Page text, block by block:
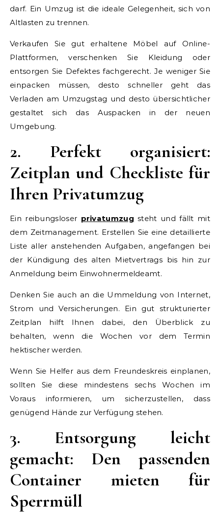
darf. Ein Umzug ist die ideale Gelegenheit, sich von
Altlasten zu trennen.
Verkaufen Sie gut erhaltene Möbel auf Online-
Plattformen, verschenken Sie Kleidung oder
entsorgen Sie Defektes fachgerecht. Je weniger Sie
einpacken müssen, desto schneller geht das
Verladen am Umzugstag und desto übersichtlicher
gestaltet sich das Auspacken in der neuen
Umgebung.
2. Perfekt organisiert:
Zeitplan und Checkliste für
Ihren Privatumzug
Ein reibungsloser privatumzug steht und fällt mit
dem Zeitmanagement. Erstellen Sie eine detaillierte
Liste aller anstehenden Aufgaben, angefangen bei
der Kündigung des alten Mietvertrags bis hin zur
Anmeldung beim Einwohnermeldeamt.
Denken Sie auch an die Ummeldung von Internet,
Strom und Versicherungen. Ein gut strukturierter
Zeitplan hilft Ihnen dabei, den Überblick zu
behalten, wenn die Wochen vor dem Termin
hektischer werden.
Wenn Sie Helfer aus dem Freundeskreis einplanen,
sollten Sie diese mindestens sechs Wochen im
Voraus informieren, um sicherzustellen, dass
genügend Hände zur Verfügung stehen.
3. Entsorgung leicht
gemacht: Den passenden
Container mieten für
Sperrmüll